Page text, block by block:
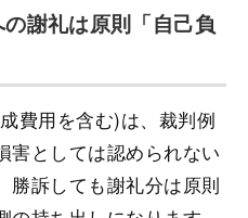
謝礼は原則「自己負
費用を含む)は、裁判例
害としては認められない
勝訴しても謝礼分は原則